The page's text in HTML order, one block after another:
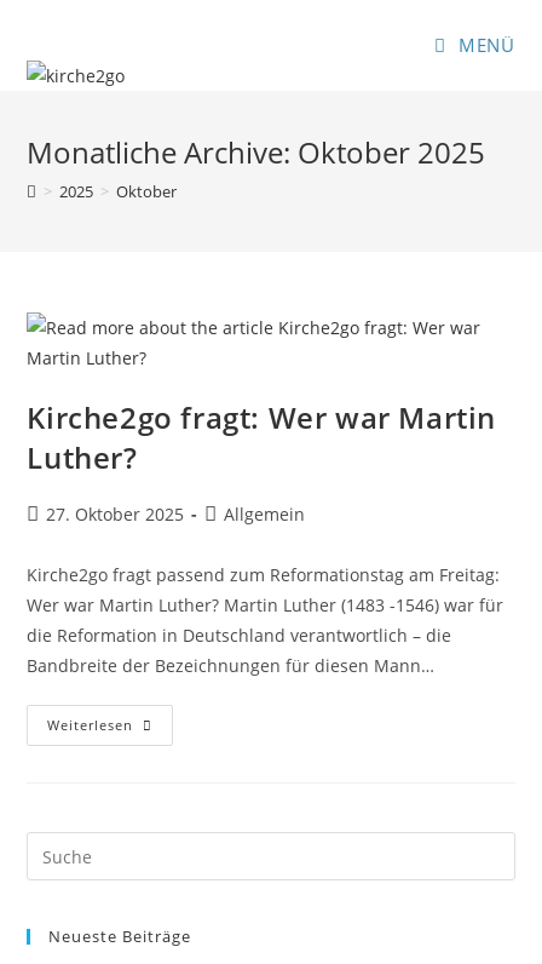
springen
MENÜ
Monatliche Archive: Oktober 2025
> 2025 > Oktober
Kirche2go fragt: Wer war Martin
Luther?
Beitrag
27. Oktober 2025
Beitrags-
Allgemein
Kirche2go fragt passend zum Reformationstag am Freitag:
Wer war Martin Luther? Martin Luther (1483 -1546) war für
die Reformation in Deutschland verantwortlich – die
Bandbreite der Bezeichnungen für diesen Mann…
Weiterlesen Kirche2go
Fragt:
Neueste Beiträge